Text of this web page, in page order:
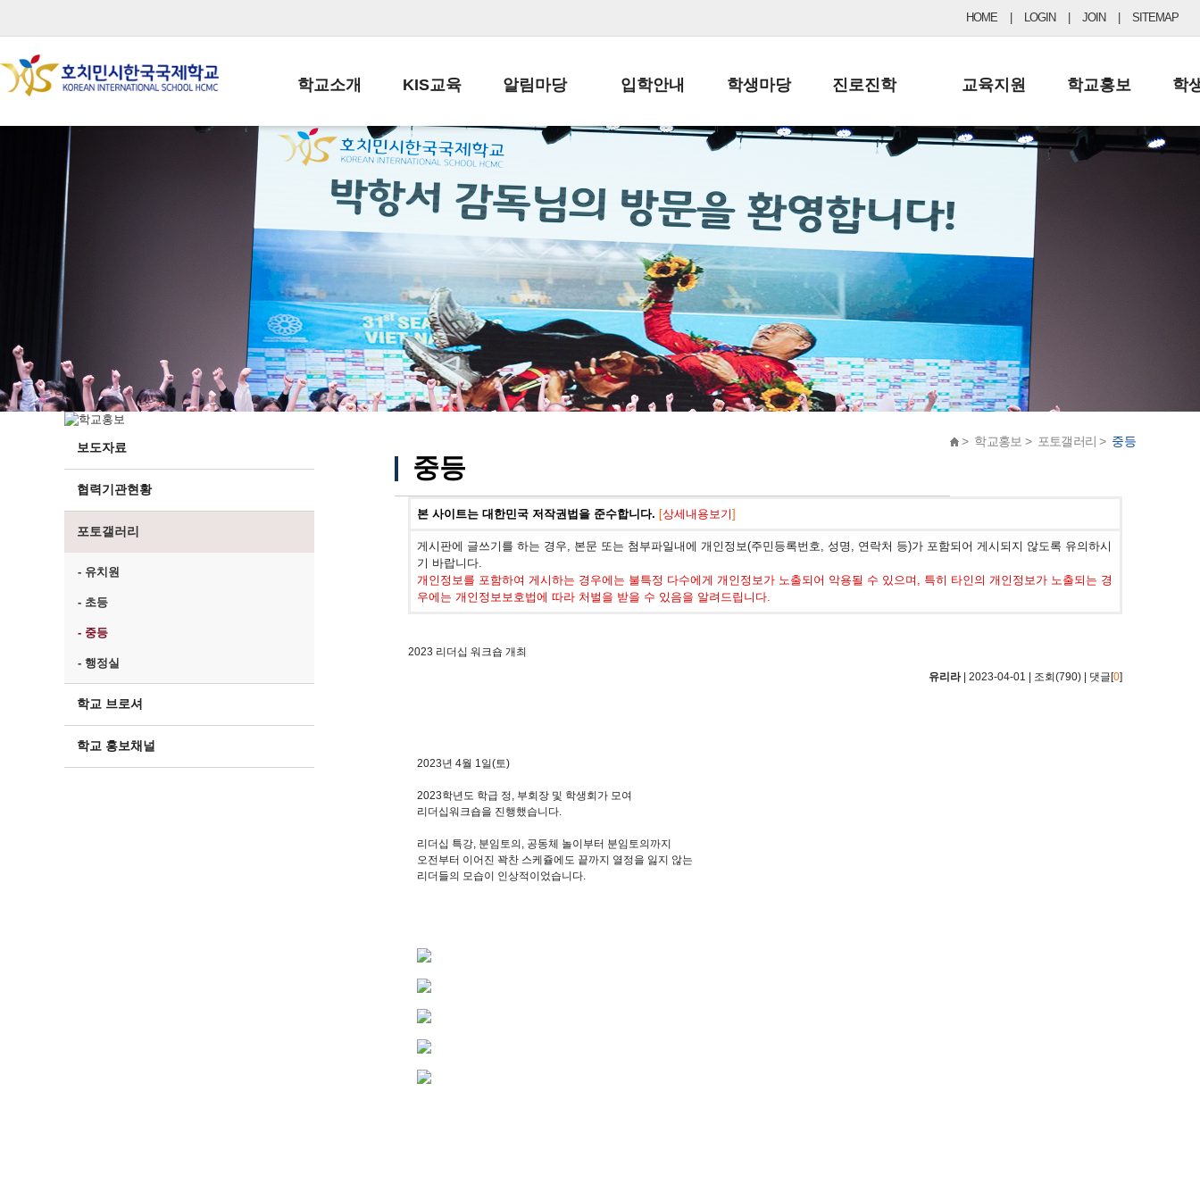
HOME LOGIN JOIN SITEMAP
학교소개
학교장인사말
학교상징
학교연혁
교직원현황
학생현황
위치/전화
전경사진
KIS교육
교육목표
학사일정
일과시간표
성과평가자료
알림마당
공지사항
납부금 안내
스쿨버스 운행 안내
급식안내
서식자료실
학부모방
정기고사 기출문제
입학안내
전-편입 서류양식
입학금/수업료
교복구입안내
학생마당
학생생활규정
학교신문
자율진로동아리
유초등 소식지
진로진학
공지사항 및 입시자료
드림레터
교육지원
행정실
학교운영위원회
학교건축기금
학교홍보
보도자료
학
보도자료
협력기관현황
포토갤러리
- 유치원
- 초등
- 중등
- 행정실
학교 브로셔
학교 홍보채널
> 학교홍보 > 포토갤러리 > 중등
중등
본 사이트는 대한민국 저작권법을 준수합니다. [상세내용보기]
게시판에 글쓰기를 하는 경우, 본문 또는 첨부파일내에 개인정보(주민등록번호, 성명, 연락처 등)가 포함되어 게시되지 않도록 유의하시
기 바랍니다.
개인정보를 포함하여 게시하는 경우에는 불특정 다수에게 개인정보가 노출되어 악용될 수 있으며, 특히 타인의 개인정보가 노출되는 경
우에는 개인정보보호법에 따라 처벌을 받을 수 있음을 알려드립니다.
2023 리더십 워크숍 개최
유리라| 2023-04-01 | 조회(790) | 댓글[0]
2023년 4월 1일(토)
2023학년도 학급 정, 부회장 및 학생회가 모여
리더십워크숍을 진행했습니다.
리더십 특강, 분임토의, 공동체 놀이부터 분임토의까지
오전부터 이어진 꽉찬 스케쥴에도 끝까지 열정을 잃지 않는
리더들의 모습이 인상적이었습니다.